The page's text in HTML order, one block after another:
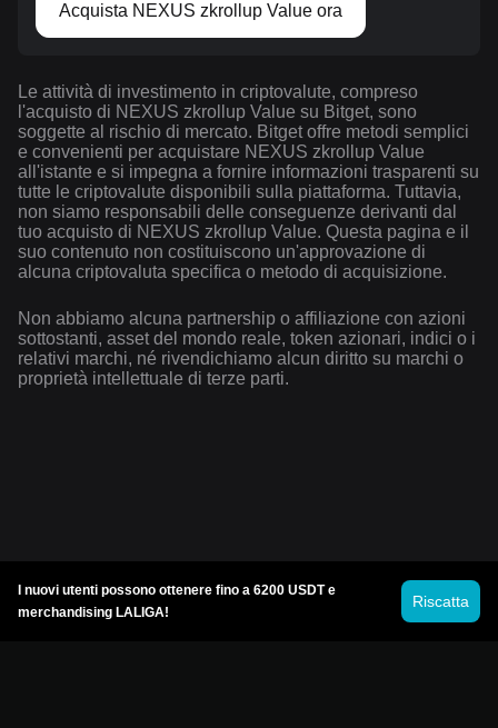
Acquista NEXUS zkrollup Value ora
Le attività di investimento in criptovalute, compreso
l'acquisto di NEXUS zkrollup Value su Bitget, sono
soggette al rischio di mercato. Bitget offre metodi semplici
e convenienti per acquistare NEXUS zkrollup Value
all'istante e si impegna a fornire informazioni trasparenti su
tutte le criptovalute disponibili sulla piattaforma. Tuttavia,
non siamo responsabili delle conseguenze derivanti dal
tuo acquisto di NEXUS zkrollup Value. Questa pagina e il
suo contenuto non costituiscono un'approvazione di
alcuna criptovaluta specifica o metodo di acquisizione.
Non abbiamo alcuna partnership o affiliazione con azioni
sottostanti, asset del mondo reale, token azionari, indici o i
relativi marchi, né rivendichiamo alcun diritto su marchi o
proprietà intellettuale di terze parti.
I nuovi utenti possono ottenere fino a 6200 USDT e
merchandising LALIGA!
Riscatta